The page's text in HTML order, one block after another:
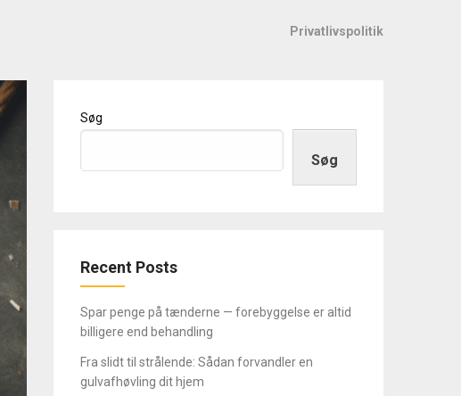
Privatlivspolitik
Søg
Søg
Recent Posts
Spar penge på tænderne — forebyggelse er altid
billigere end behandling
Fra slidt til strålende: Sådan forvandler en
gulvafhøvling dit hjem